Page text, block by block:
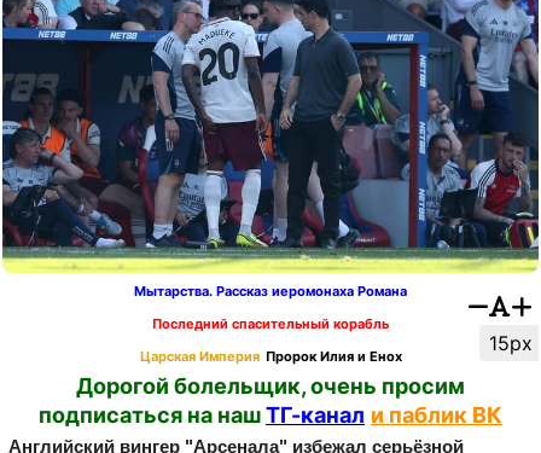
15px
Мытарства. Рассказ иеромонаха Романа
Последний спасительный корабль
Царская Империя Пророк Илия и Енох
Дорогой болельщик, очень просим
подписаться на нашТГ-канал и паблик ВК
Английский вингер "Арсенала" избежал серьёзной